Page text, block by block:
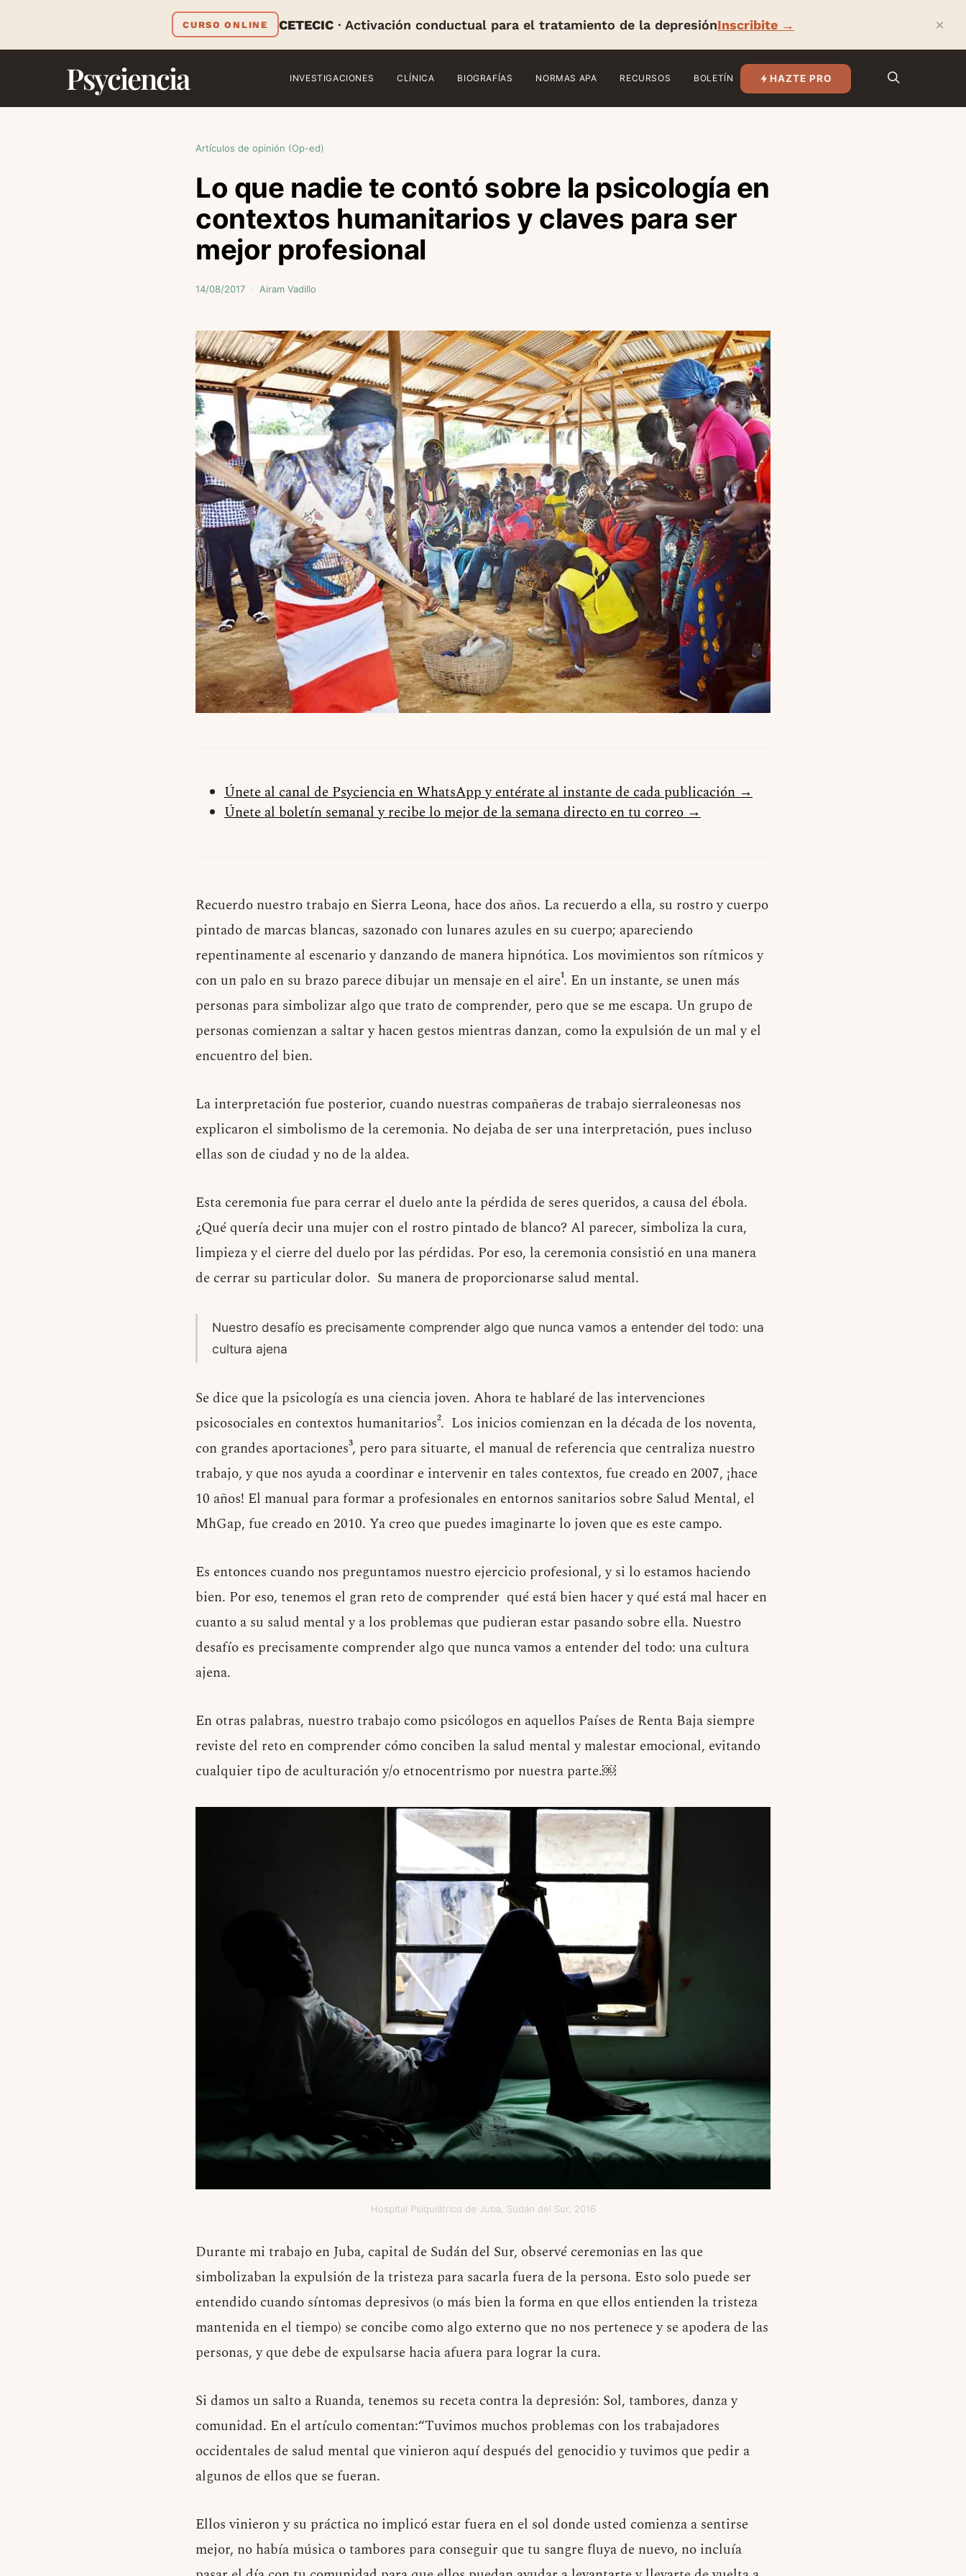
CURSO ONLINE CETECIC · Activación conductual para el tratamiento de la depresiónInscribite → ×
Psyciencia INVESTIGACIONES CLÍNICA BIOGRAFÍAS NORMAS APA RECURSOS BOLETÍN HAZTE PRO
Artículos de opinión (Op-ed)
Lo que nadie te contó sobre la psicología en
contextos humanitarios y claves para ser
mejor profesional
14/08/2017 Airam Vadillo
Únete al canal de Psyciencia en WhatsApp y entérate al instante de cada publicación →
Únete al boletín semanal y recibe lo mejor de la semana directo en tu correo →
Recuerdo nuestro trabajo en Sierra Leona, hace dos años. La recuerdo a ella, su rostro y cuerpo
pintado de marcas blancas, sazonado con lunares azules en su cuerpo; apareciendo
repentinamente al escenario y danzando de manera hipnótica. Los movimientos son rítmicos y
con un palo en su brazo parece dibujar un mensaje en el aire¹. En un instante, se unen más
personas para simbolizar algo que trato de comprender, pero que se me escapa. Un grupo de
personas comienzan a saltar y hacen gestos mientras danzan, como la expulsión de un mal y el
encuentro del bien.
La interpretación fue posterior, cuando nuestras compañeras de trabajo sierraleonesas nos
explicaron el simbolismo de la ceremonia. No dejaba de ser una interpretación, pues incluso
ellas son de ciudad y no de la aldea.
Esta ceremonia fue para cerrar el duelo ante la pérdida de seres queridos, a causa del ébola.
¿Qué quería decir una mujer con el rostro pintado de blanco? Al parecer, simboliza la cura,
limpieza y el cierre del duelo por las pérdidas. Por eso, la ceremonia consistió en una manera
de cerrar su particular dolor. Su manera de proporcionarse salud mental.
Nuestro desafío es precisamente comprender algo que nunca vamos a entender del todo: una
cultura ajena
Se dice que la psicología es una ciencia joven. Ahora te hablaré de las intervenciones
psicosociales en contextos humanitarios². Los inicios comienzan en la década de los noventa,
con grandes aportaciones³, pero para situarte, el manual de referencia que centraliza nuestro
trabajo, y que nos ayuda a coordinar e intervenir en tales contextos, fue creado en 2007, ¡hace
10 años! El manual para formar a profesionales en entornos sanitarios sobre Salud Mental, el
MhGap, fue creado en 2010. Ya creo que puedes imaginarte lo joven que es este campo.
Es entonces cuando nos preguntamos nuestro ejercicio profesional, y si lo estamos haciendo
bien. Por eso, tenemos el gran reto de comprender qué está bien hacer y qué está mal hacer en
cuanto a su salud mental y a los problemas que pudieran estar pasando sobre ella. Nuestro
desafío es precisamente comprender algo que nunca vamos a entender del todo: una cultura
ajena.
En otras palabras, nuestro trabajo como psicólogos en aquellos Países de Renta Baja siempre
reviste del reto en comprender cómo conciben la salud mental y malestar emocional, evitando
cualquier tipo de aculturación y/o etnocentrismo por nuestra parte.￼
Hospital Psiquiátrico de Juba, Sudán del Sur, 2016
Durante mi trabajo en Juba, capital de Sudán del Sur, observé ceremonias en las que
simbolizaban la expulsión de la tristeza para sacarla fuera de la persona. Esto solo puede ser
entendido cuando síntomas depresivos (o más bien la forma en que ellos entienden la tristeza
mantenida en el tiempo) se concibe como algo externo que no nos pertenece y se apodera de las
personas, y que debe de expulsarse hacia afuera para lograr la cura.
Si damos un salto a Ruanda, tenemos su receta contra la depresión: Sol, tambores, danza y
comunidad. En el artículo comentan:“Tuvimos muchos problemas con los trabajadores
occidentales de salud mental que vinieron aquí después del genocidio y tuvimos que pedir a
algunos de ellos que se fueran.
Ellos vinieron y su práctica no implicó estar fuera en el sol donde usted comienza a sentirse
mejor, no había música o tambores para conseguir que tu sangre fluya de nuevo, no incluía